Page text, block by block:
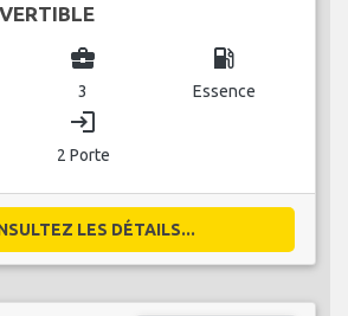
business_center
3
local_gas_station
Essence
login
2 Porte
LES DÉTAILS...